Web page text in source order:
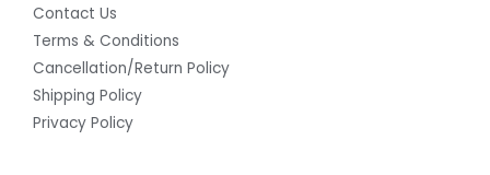
Contact Us
Terms & Conditions
Cancellation/Return Policy
Shipping Policy
Privacy Policy